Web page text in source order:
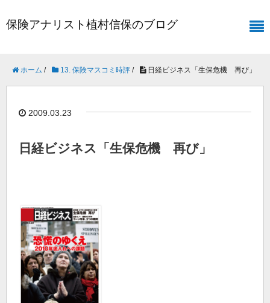
保険アナリスト植村信保のブログ
ホーム / 13. 保険マスコミ時評 / 日経ビジネス「生保危機 再び」
2009.03.23
日経ビジネス「生保危機 再び」